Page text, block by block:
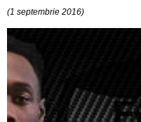
(1 septembrie 2016)